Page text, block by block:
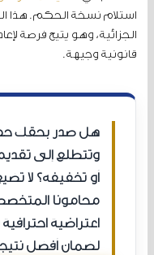
استلام نسخة الحكم. هذا
الجزائية، وهو يتيح فرصة
قانونية وجيهة.
هل صدر بحقك
وتتطلع إلى تقديم
أو تخفيفه؟ لا
محامونا
اعتراضية
لضمان أفضل